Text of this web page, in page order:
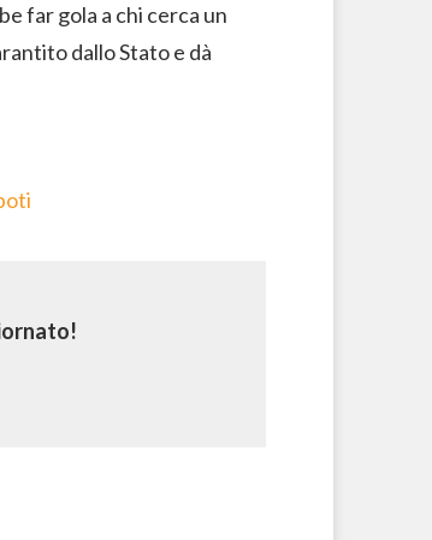
far gola a chi cerca un
dallo Stato e dà